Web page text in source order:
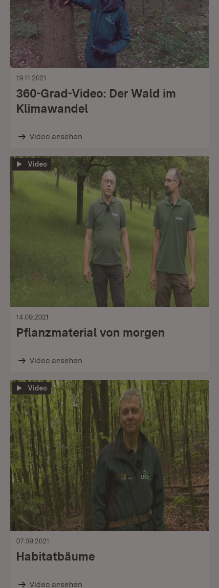
19.11.2021
360-Grad-Video: Der Wald im
Klimawandel
Video ansehen
Video
14.09.2021
Pflanzmaterial von morgen
Video ansehen
Video
07.09.2021
Habitatbäume
Video ansehen